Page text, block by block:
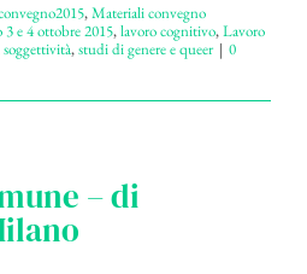
,Materiali convegno
3 e 4 ottobre 2015,lavoro cognitivo,Lavoro
soggettività,studi di genere e queer | 0
– di